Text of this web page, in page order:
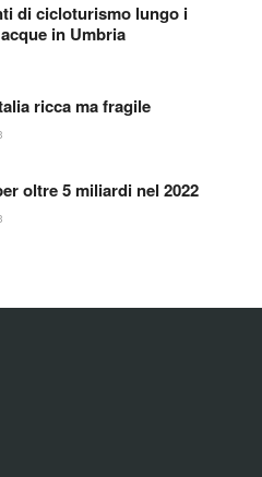
di cicloturismo lungo i
in Umbria
ricca ma fragile
oltre 5 miliardi nel 2022